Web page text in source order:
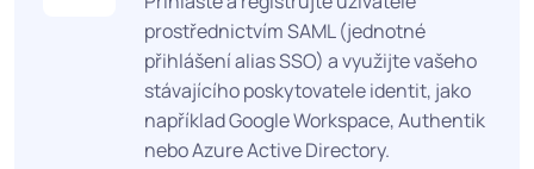
prostřednictvím SAML (jednotné
přihlášení alias SSO) a využijte vašeho
stávajícího poskytovatele identit, jako
například Google Workspace, Authentik
nebo Azure Active Directory.